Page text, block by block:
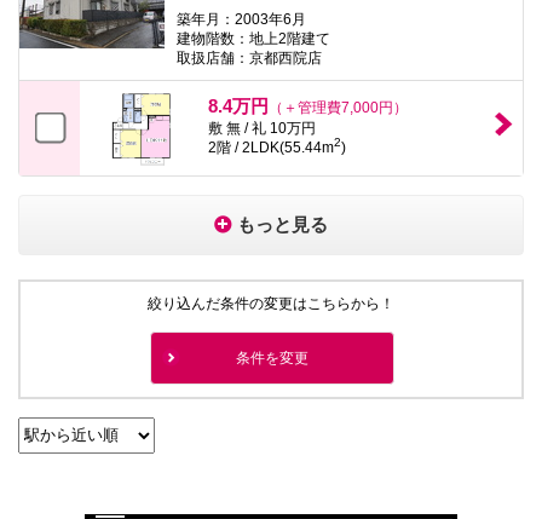
築年月：2003年6月
建物階数：地上2階建て
取扱店舗：京都西院店
8.4万円
（＋管理費7,000円）
敷 無 / 礼 10万円
2階 / 2LDK(55.44m2)
もっと見る
絞り込んだ条件の変更はこちらから！
条件を変更